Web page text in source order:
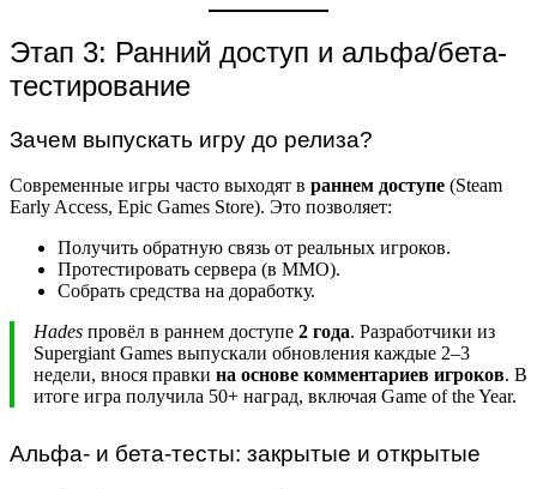
Этап 3: Ранний доступ и альфа/бета-
тестирование
Зачем выпускать игру до релиза?
Современные игры часто выходят в раннем доступе (Steam
Early Access, Epic Games Store). Это позволяет:
Получить обратную связь от реальных игроков.
Протестировать сервера (в MMO).
Собрать средства на доработку.
Hades провёл в раннем доступе 2 года. Разработчики из
Supergiant Games выпускали обновления каждые 2–3
недели, внося правки на основе комментариев игроков. В
итоге игра получила 50+ наград, включая Game of the Year.
Альфа- и бета-тесты: закрытые и открытые